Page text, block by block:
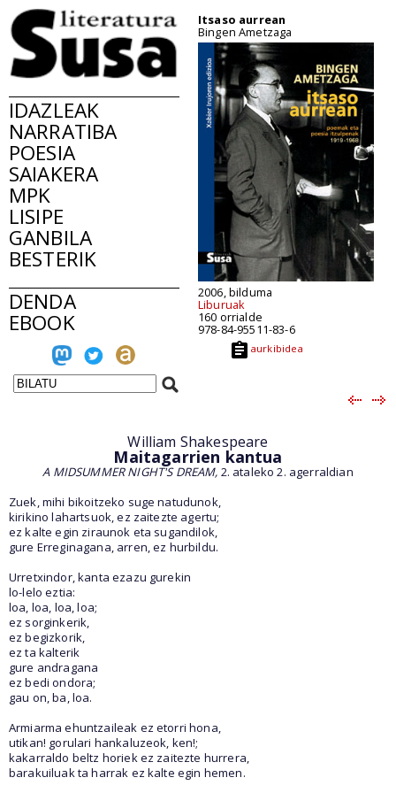
IDAZLEAK
NARRATIBA
POESIA
SAIAKERA
MPK
LISIPE
GANBILA
BESTERIK
DENDA
EBOOK
Itsaso aurrean
Bingen Ametzaga
2006, bilduma
Liburuak
160 orrialde
978-84-95511-83-6
aurkibidea
William Shakespeare
Maitagarrien kantua
A MIDSUMMER NIGHT'S DREAM, 2. ataleko 2. agerraldian
Zuek, mihi bikoitzeko suge natudunok,
kirikino lahartsuok, ez zaitezte agertu;
ez kalte egin ziraunok eta sugandilok,
gure Erreginagana, arren, ez hurbildu.
Urretxindor, kanta ezazu gurekin
lo-lelo eztia:
loa, loa, loa, loa;
ez sorginkerik,
ez begizkorik,
ez ta kalterik
gure andragana
ez bedi ondora;
gau on, ba, loa.
Armiarma ehuntzaileak ez etorri hona,
utikan! gorulari hankaluzeok, ken!;
kakarraldo beltz horiek ez zaitezte hurrera,
barakuiluak ta harrak ez kalte egin hemen.